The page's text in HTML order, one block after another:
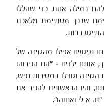
במילה אחת כדי שהללו
שבכך מסתיימת מלאכת
רבות.
נפגעים אפילו מהגזירה של
אותם ילדים – "הם הכירוהו
וגודלו במסירות-נפש,
והיו הראשונים להכיר את
א-לי ואנווהו".